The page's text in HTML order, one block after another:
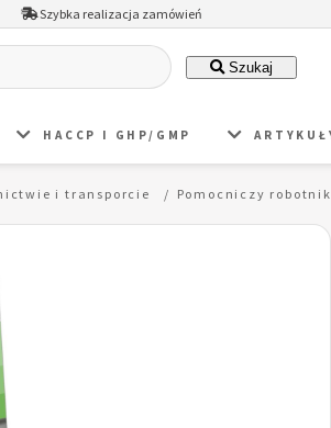
Szybka realizacja zamówień
Szukaj
HACCP I GHP/GMP
i transporcie Pomocniczy